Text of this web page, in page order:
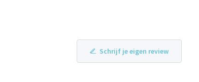
Schrijf je eigen review